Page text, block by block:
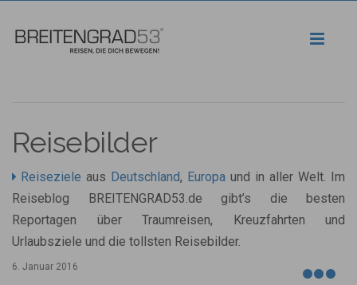
Reisebilder
Reiseziele aus Deutschland, Europaund in aller Welt. Im
Reiseblog BREITENGRAD53.de gibt’s die besten
Reportagen über Traumreisen, Kreuzfahrten und
Urlaubsziele und die tollsten Reisebilder.
6. Januar 2016